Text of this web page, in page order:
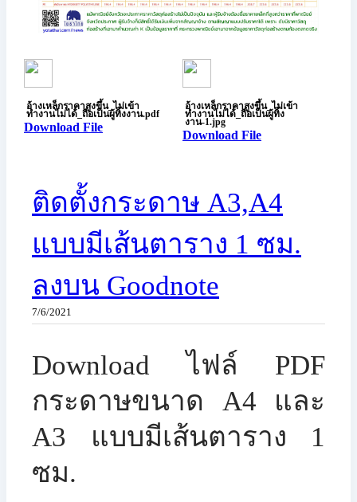
อ้างเหล็กราคาสูงขึ้น_ไม่เข้า
ทำงานไม่ได้_ถือเป็นผู้ทิ้งงาน.pdf
Download File
อ้างเหล็กราคาสูงขึ้น_ไม่เข้า
ทำงานไม่ได้_ถือเป็นผู้ทิ้ง
งาน-1.jpg
Download File
ติดตั้งกระดาษ A3,A4
แบบมีเส้นตาราง 1 ซม.
ลงบน Goodnote
7/6/2021
Download ไฟล์ PDF
กระดาษขนาด A4 และ
A3 แบบมีเส้นตาราง 1
ซม.